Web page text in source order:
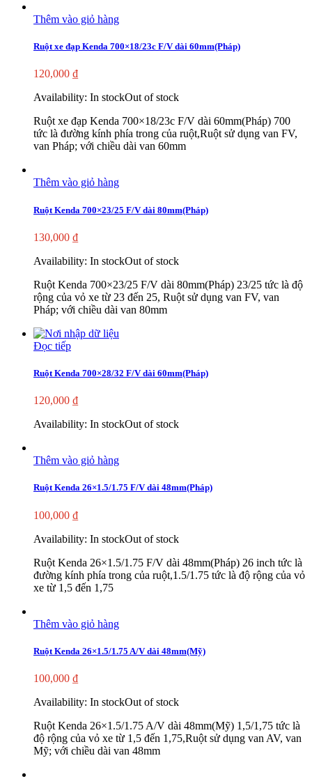
Thêm vào giỏ hàng
Ruột xe đạp Kenda 700×18/23c F/V dài 60mm(Pháp)
120,000 ₫
Availability: In stockOut of stock
Ruột xe đạp Kenda 700×18/23c F/V dài 60mm(Pháp) 700
tức là đường kính phía trong của ruột,Ruột sử dụng van FV,
van Pháp; với chiều dài van 60mm
Thêm vào giỏ hàng
Ruột Kenda 700×23/25 F/V dài 80mm(Pháp)
130,000 ₫
Availability: In stockOut of stock
Ruột Kenda 700×23/25 F/V dài 80mm(Pháp) 23/25 tức là độ
rộng của vỏ xe từ 23 đến 25, Ruột sử dụng van FV, van
Pháp; với chiều dài van 80mm
Đọc tiếp
Ruột Kenda 700×28/32 F/V dài 60mm(Pháp)
120,000 ₫
Availability: In stockOut of stock
Thêm vào giỏ hàng
Ruột Kenda 26×1.5/1.75 F/V dài 48mm(Pháp)
100,000 ₫
Availability: In stockOut of stock
Ruột Kenda 26×1.5/1.75 F/V dài 48mm(Pháp) 26 inch tức là
đường kính phía trong của ruột,1.5/1.75 tức là độ rộng của vỏ
xe từ 1,5 đến 1,75
Thêm vào giỏ hàng
Ruột Kenda 26×1.5/1.75 A/V dài 48mm(Mỹ)
100,000 ₫
Availability: In stockOut of stock
Ruột Kenda 26×1.5/1.75 A/V dài 48mm(Mỹ) 1,5/1,75 tức là
độ rộng của vỏ xe từ 1,5 đến 1,75,Ruột sử dụng van AV, van
Mỹ; với chiều dài van 48mm